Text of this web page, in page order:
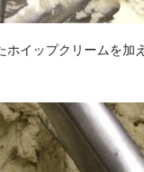
イップクリームを加